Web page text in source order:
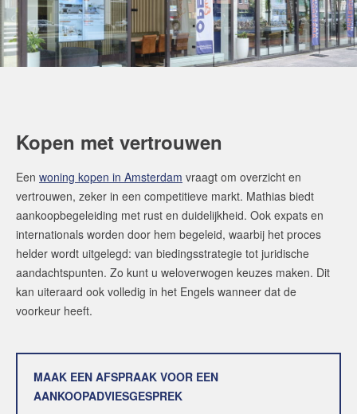
Kopen met vertrouwen
Een woning kopen in Amsterdam vraagt om overzicht en
vertrouwen, zeker in een competitieve markt. Mathias biedt
aankoopbegeleiding met rust en duidelijkheid. Ook expats en
internationals worden door hem begeleid, waarbij het proces
helder wordt uitgelegd: van biedingsstrategie tot juridische
aandachtspunten. Zo kunt u weloverwogen keuzes maken. Dit
kan uiteraard ook volledig in het Engels wanneer dat de
voorkeur heeft.
MAAK EEN AFSPRAAK VOOR EEN
AANKOOPADVIESGESPREK